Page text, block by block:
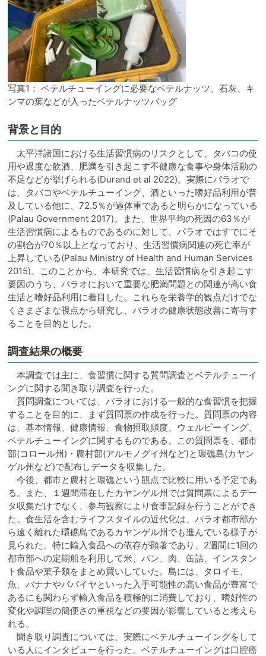
写真1： ベテルチューイングに必要なベテルナッツ、石灰、キ
ンマの葉などが入ったベテルナッツバッグ
背景と目的
太平洋諸国における生活習慣病のリスクとして、タバコの使
用や過度な飲酒、肥満を引き起こす不健康な食事や身体活動の
不足などが挙げられる(Durand et al 2022)。実際にパラオで
は、タバコやベテルチューイング、酒といった嗜好品利用が普
及している他に、72.5％が過体重であると明らかになっている
(Palau Government 2017)。また、世界平均の死因の63％が
生活習慣病によるものであるのに対して、パラオではすでにそ
の割合が70％以上となっており、生活習慣病関連の死亡率が
上昇している(Palau Ministry of Health and Human Services
2015)。このことから、本研究では、生活習慣病を引き起こす
要因のうち、パラオにおいて重要な肥満問題との関連が高い食
生活と嗜好品利用に着目した。これらを栄養学的観点だけでな
くさまざまな視点から研究し、パラオの健康状態改善に寄与す
ることを目的とした。
調査結果の概要
本調査では主に、食習慣に関する質問調査とベテルチューイ
ングに関する聞き取り調査を行った。
質問調査については、パラオにおける一般的な食習慣を把握
することを目的に、まず質問票の作成を行った。質問票の内容
は、基本情報、健康情報、食物摂取頻度、ウェルビーイング、
ベテルチューイングに関するものである。この質問票を、都市
部(コロール州)・農村部(アルモノグイ州など)と環礁島(カヤン
ゲル州など)で配布しデータを収集した。
今後、都市と農村と環礁という観点で比較に用いる予定であ
る。また、１週間滞在したカヤンゲル州では質問票によるデー
タ収集だけでなく、参与観察により食事記録を行うことができ
た。食生活を含むライフスタイルの近代化は、パラオ都市部か
ら遠く離れた環礁島であるカヤンゲル州でも進んでいる様子が
見られた。特に輸入食品への依存が顕著であり、2週間に1回の
都市部への定期船を利用して米、パン、肉、缶詰、インスタン
ト食品や菓子類をまとめ買いしていた。島には、タロイモ、
魚、バナナやパパイヤと いった入手可能性の高い食品が豊富で
あるにも関わらず輸入食品を積極的に消費しており、嗜好性の
変化や調理の簡便さの重視などの要因が影響していると考えら
れる。
聞き取り調査については、実際にベテルチューイングをして
いる人にインタビューを行った。ベテルチューイングは口腔癌